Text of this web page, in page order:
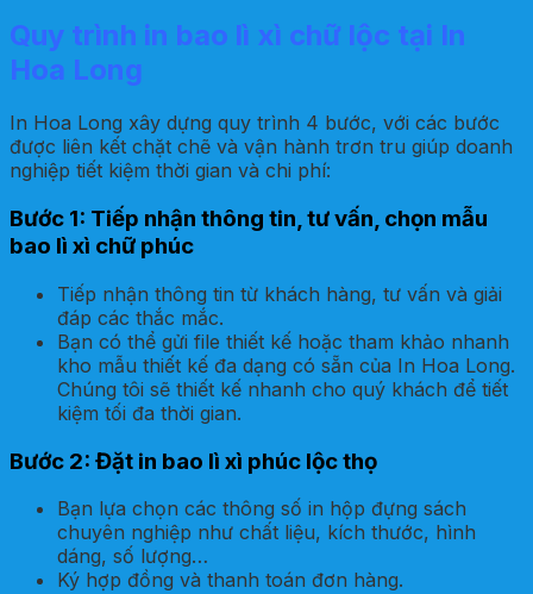
Quy trình in bao lì xì chữ lộc tại In
Hoa Long
In Hoa Long xây dựng quy trình 4 bước, với các bước
được liên kết chặt chẽ và vận hành trơn tru giúp doanh
nghiệp tiết kiệm thời gian và chi phí:
Bước 1: Tiếp nhận thông tin, tư vấn, chọn mẫu
bao lì xì chữ phúc
Tiếp nhận thông tin từ khách hàng, tư vấn và giải
đáp các thắc mắc.
Bạn có thể gửi file thiết kế hoặc tham khảo nhanh
kho mẫu thiết kế đa dạng có sẵn của In Hoa Long.
Chúng tôi sẽ thiết kế nhanh cho quý khách để tiết
kiệm tối đa thời gian.
Bước 2: Đặt in bao lì xì phúc lộc thọ
Bạn lựa chọn các thông số in hộp đựng sách
chuyên nghiệp như chất liệu, kích thước, hình
dáng, số lượng…
Ký hợp đồng và thanh toán đơn hàng.